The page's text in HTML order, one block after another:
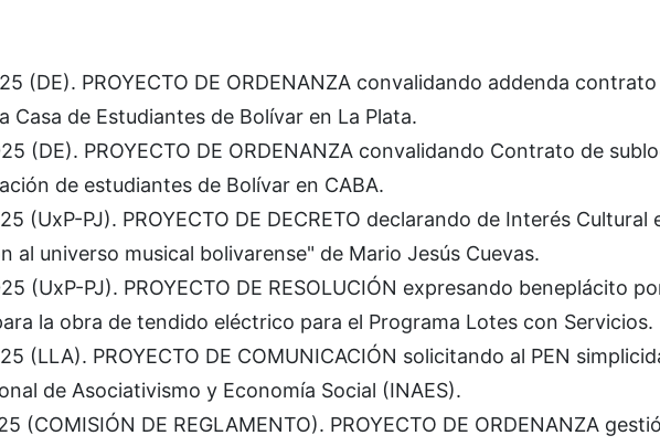
(DE). PROYECTO DE ORDENANZA convalidando addenda
Casa de Estudiantes de Bolívar en La Plata.
(DE). PROYECTO DE ORDENANZA convalidando Contrato de
de estudiantes de Bolívar en CABA.
(UxP-PJ). PROYECTO DE DECRETO declarando de Interés Cultural
al universo musical bolivarense" de Mario Jesús Cuevas.
(UxP-PJ). PROYECTO DE RESOLUCIÓN expresando beneplácito
la obra de tendido eléctrico para el Programa Lotes con Servicios.
(LLA). PROYECTO DE COMUNICACIÓN solicitando al PEN
de Asociativismo y Economía Social (INAES).
DE REGLAMENTO). PROYECTO DE ORDENANZA